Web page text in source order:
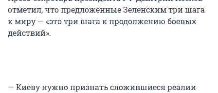
отметил, что предложенные Зеленским три шага
к миру — «это три шага к продолжению боевых
действий».
— Киеву нужно признать сложившиеся реалии